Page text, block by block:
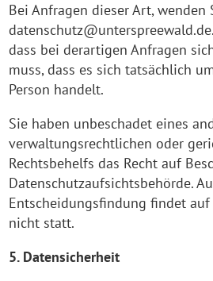
Bei Anfragen dieser Art, wenden
dass bei derartigen Anfragen
muss, dass es sich tatsächlich
Person handelt.
Sie haben unbeschadet eines
verwaltungsrechtlichen oder
Rechtsbehelfs das Recht auf
Datenschutzaufsichtsbehörde.
Entscheidungsfindung findet auf
nicht statt.
5. Datensicherheit